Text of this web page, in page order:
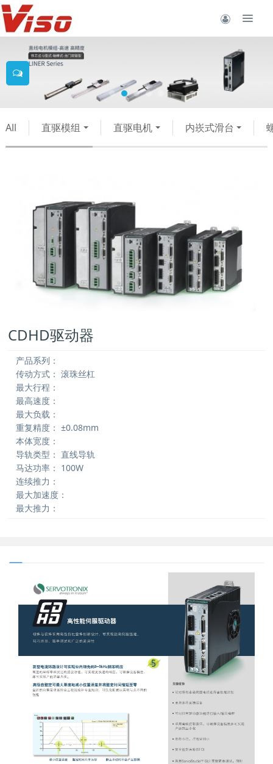
All 直驱模组 直驱电机 内崁式滑台
CDHD驱动器
产品系列：
传动方式： 滚珠丝杠
最大行程：
最高速度：
最大负载：
重复精度： ±0.08mm
本体宽度：
导轨类型： 直线导轨
马达功率： 100W
连续推力：
最大加速度：
最大推力：